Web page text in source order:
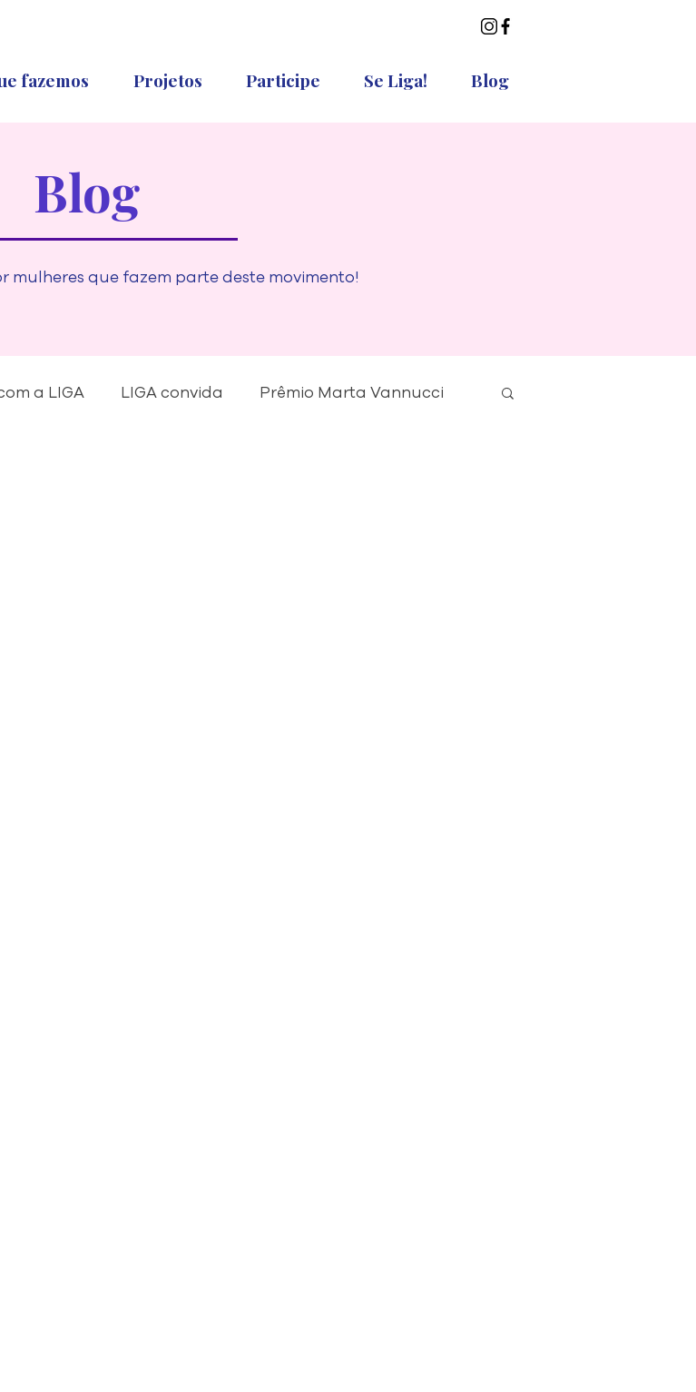
fazemos Projetos Participe Se Liga! Blog
Blog
mulheres que fazem parte deste movimento!
a LIGA LIGA convida Prêmio Marta Vannucci